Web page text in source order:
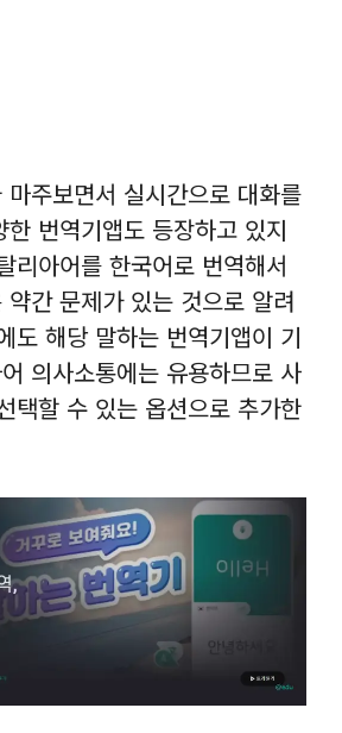
주보면서 실시간으로 대화를
한 번역기앱도 등장하고 있지
리아어를 한국어로 번역해서
약간 문제가 있는 것으로 알려
도 해당 말하는 번역기앱이 기
의사소통에는 유용하므로 사
택할 수 있는 옵션으로 추가한